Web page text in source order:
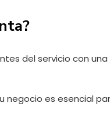
del servicio con una
negocio es esencial